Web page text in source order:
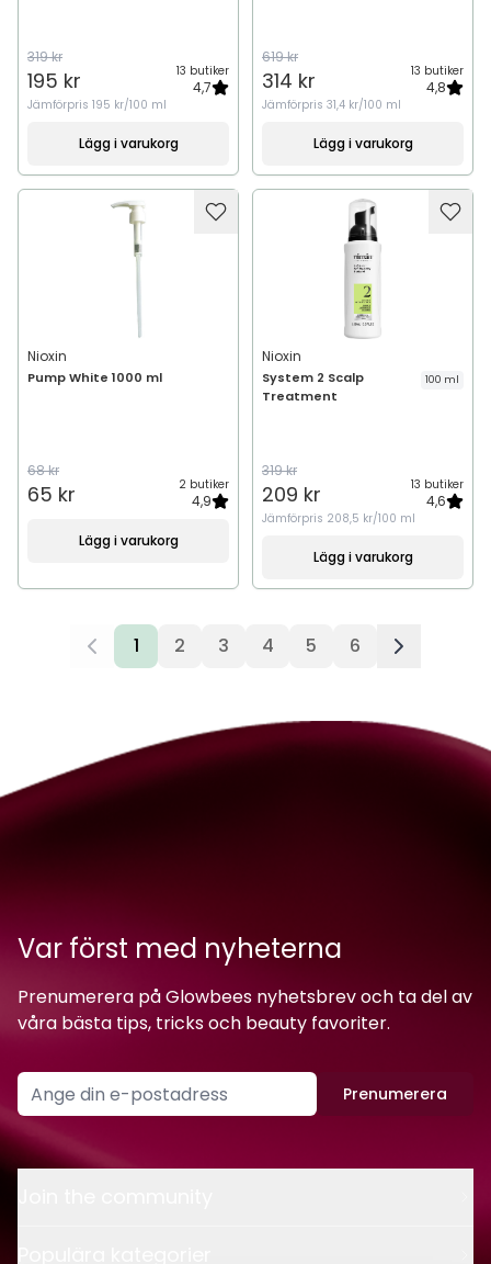
319 kr
195 kr 13 butiker
4,7
Jämförpris 195 kr/100 ml
Lägg i varukorg
619 kr
314 kr 13 butiker
4,8
Jämförpris 31,4 kr/100 ml
Lägg i varukorg
Nioxin
Pump White 1000 ml
68 kr
65 kr 2 butiker
4,9
Lägg i varukorg
Nioxin
System 2 Scalp
Treatment
100 ml
319 kr
209 kr 13 butiker
4,6
Jämförpris 208,5 kr/100 ml
Lägg i varukorg
1 2 3 4 5 6
Var först med nyheterna
Prenumerera på Glowbees nyhetsbrev och ta del av
våra bästa tips, tricks och beauty favoriter.
Prenumerera